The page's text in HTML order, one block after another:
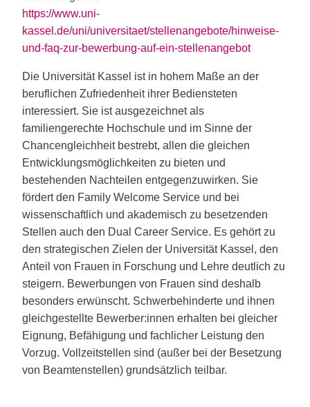
https://www.uni-
kassel.de/uni/universitaet/stellenangebote/hinweise-
und-faq-zur-bewerbung-auf-ein-stellenangebot
Die Universität Kassel ist in hohem Maße an der
beruflichen Zufriedenheit ihrer Bediensteten
interessiert. Sie ist ausgezeichnet als
familiengerechte Hochschule und im Sinne der
Chancengleichheit bestrebt, allen die gleichen
Entwicklungsmöglichkeiten zu bieten und
bestehenden Nachteilen entgegenzuwirken. Sie
fördert den Family Welcome Service und bei
wissenschaftlich und akademisch zu besetzenden
Stellen auch den Dual Career Service. Es gehört zu
den strategischen Zielen der Universität Kassel, den
Anteil von Frauen in Forschung und Lehre deutlich zu
steigern. Bewerbungen von Frauen sind deshalb
besonders erwünscht. Schwerbehinderte und ihnen
gleichgestellte Bewerber:innen erhalten bei gleicher
Eignung, Befähigung und fachlicher Leistung den
Vorzug. Vollzeitstellen sind (außer bei der Besetzung
von Beamtenstellen) grundsätzlich teilbar.